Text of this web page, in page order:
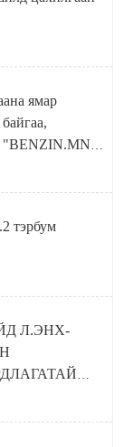
ямар
"BENZIN.MN”
тэрбум
Л.ЭНХ-